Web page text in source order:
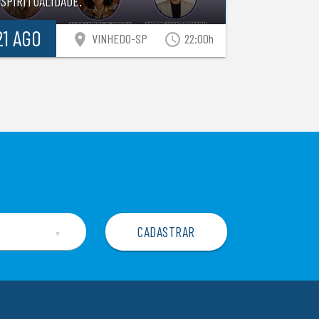
AGO location_on VINHEDO-SP access_time 22:00h
▼